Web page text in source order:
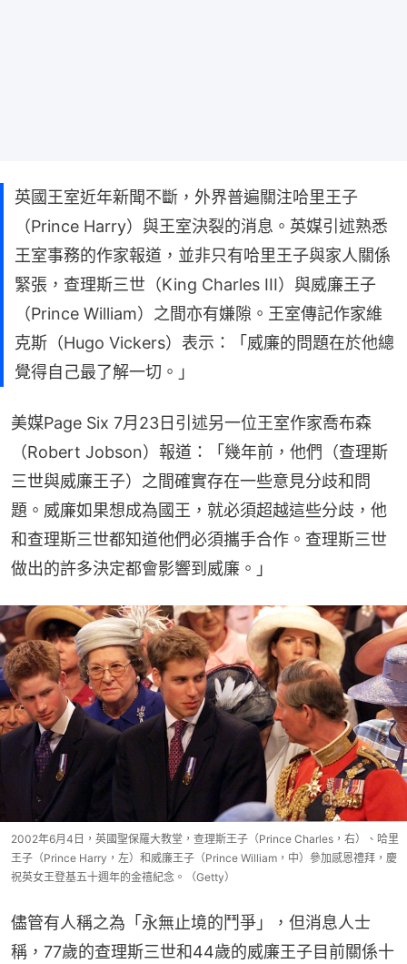
英國王室近年新聞不斷，外界普遍關注哈里王子
（Prince Harry）與王室決裂的消息。英媒引述熟悉
王室事務的作家報道，並非只有哈里王子與家人關係
緊張，查理斯三世（King Charles III）與威廉王子
（Prince William）之間亦有嫌隙。王室傳記作家維
克斯（Hugo Vickers）表示：「威廉的問題在於他總
覺得自己最了解一切。」
美媒Page Six 7月23日引述另一位王室作家喬布森
（Robert Jobson）報道：「幾年前，他們（查理斯
三世與威廉王子）之間確實存在一些意見分歧和問
題。威廉如果想成為國王，就必須超越這些分歧，他
和查理斯三世都知道他們必須攜手合作。查理斯三世
做出的許多決定都會影響到威廉。」
2002年6月4日，英國聖保羅大教堂，查理斯王子（Prince Charles，右）、哈里
王子（Prince Harry，左）和威廉王子（Prince William，中）參加感恩禮拜，慶
祝英女王登基五十週年的金禧紀念。（Getty）
儘管有人稱之為「永無止境的鬥爭」，但消息人士
稱，77歲的查理斯三世和44歲的威廉王子目前關係十